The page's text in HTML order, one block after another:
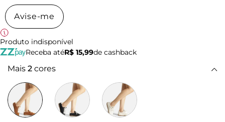
Avise-me
Produto indisponível
Receba atéR$ 15,99de cashback
Mais 2 cores